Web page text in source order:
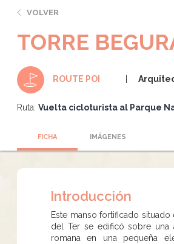
VOLVER
TORRE
ROUTE POI
Ruta: Vuelta cicloturista al Parque
FICHA IMÁGENES
Introducción
Este manso fortificado situado
del Ter se edificó sobre una
romana en una pequeña